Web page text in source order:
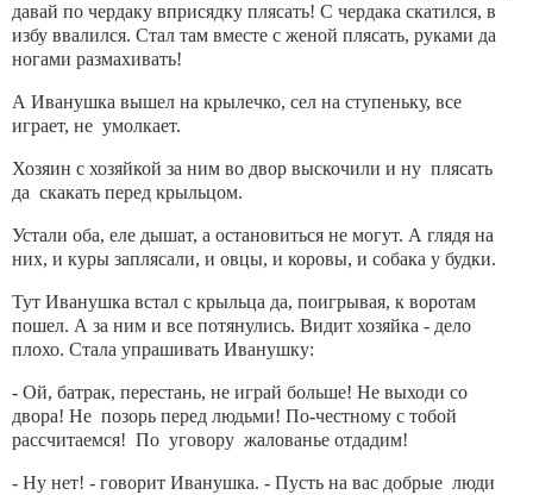
давай по чердаку вприсядку плясать! С чердака скатился, в
избу ввалился. Стал там вместе с женой плясать, руками да
ногами размахивать!
А Иванушка вышел на крылечко, сел на ступеньку, все
играет, не умолкает.
Хозяин с хозяйкой за ним во двор выскочили и ну плясать
да скакать перед крыльцом.
Устали оба, еле дышат, а остановиться не могут. А глядя на
них, и куры заплясали, и овцы, и коровы, и собака у будки.
Тут Иванушка встал с крыльца да, поигрывая, к воротам
пошел. А за ним и все потянулись. Видит хозяйка - дело
плохо. Стала упрашивать Иванушку:
- Ой, батрак, перестань, не играй больше! Не выходи со
двора! Не позорь перед людьми! По-честному с тобой
рассчитаемся! По уговору жалованье отдадим!
- Ну нет! - говорит Иванушка. - Пусть на вас добрые люди